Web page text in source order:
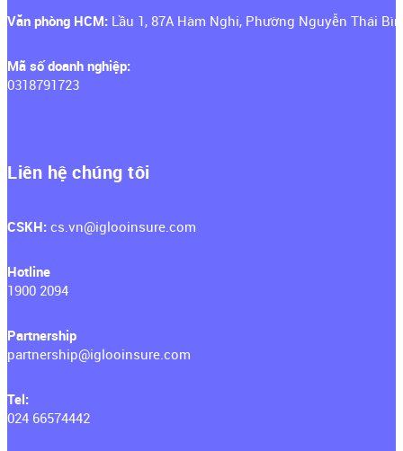
Văn phòng HCM: Lầu 1, 87A Hàm Nghi, Phường Nguyễn Thái
Mã số doanh nghiệp:
0318791723
Liên hệ chúng tôi
CSKH: ‍ cs.vn@iglooinsure.com
Hotline
1900 2094
Partnership
partnership@iglooinsure.com
Tel:
024 66574442